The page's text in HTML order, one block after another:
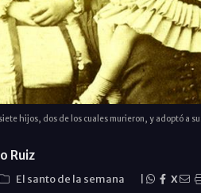
hijos, dos de los cuales murieron, y adoptó a
Ruiz
El santo de la semana X